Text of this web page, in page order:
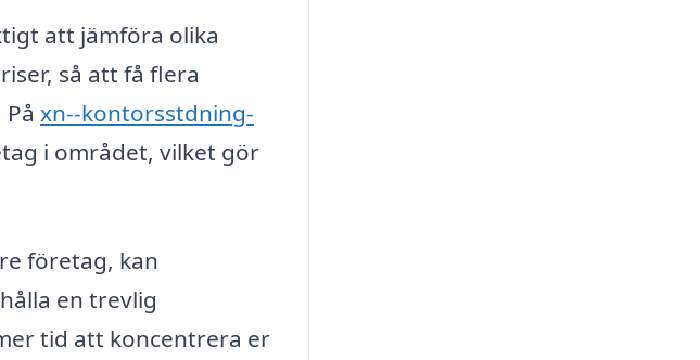
att jämföra olika
så att få flera
xn--kontorsstdning-
i området, vilket gör
företag, kan
en trevlig
tid att koncentrera er